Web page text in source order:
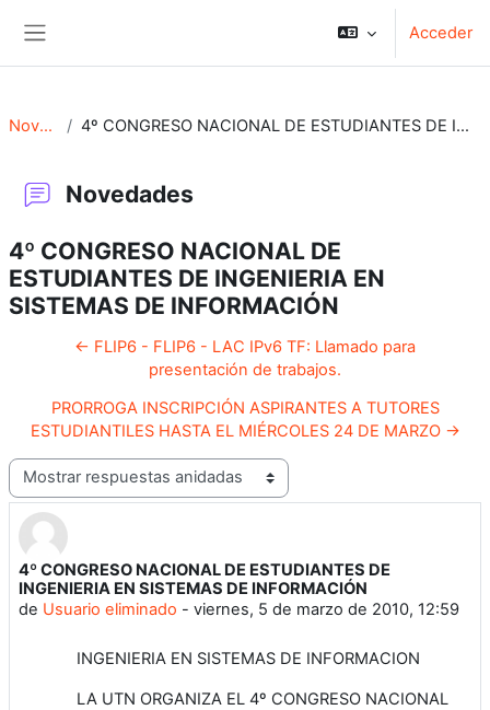
Acceder
Novedades 4º CONGRESO NACIONAL DE ESTUDIANTES DE INGENIERIA EN SISTEMAS DE INFORMACIÓN
Novedades
4º CONGRESO NACIONAL DE
ESTUDIANTES DE INGENIERIA EN
SISTEMAS DE INFORMACIÓN
← FLIP6 - FLIP6 - LAC IPv6 TF: Llamado para
presentación de trabajos.
PRORROGA INSCRIPCIÓN ASPIRANTES A TUTORES
ESTUDIANTILES HASTA EL MIÉRCOLES 24 DE MARZO →
Mostrar modo
4º CONGRESO NACIONAL DE ESTUDIANTES DE
INGENIERIA EN SISTEMAS DE INFORMACIÓN
de Usuario eliminado - viernes, 5 de marzo de 2010, 12:59
Número de respuestas: 0
INGENIERIA EN SISTEMAS DE INFORMACION
LA UTN ORGANIZA EL 4º CONGRESO NACIONAL